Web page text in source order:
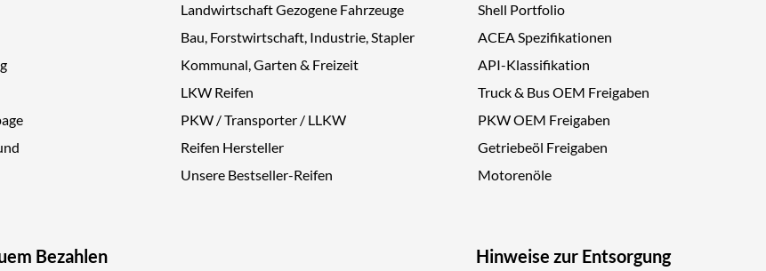
Landwirtschaft Gezogene Fahrzeuge
Bau, Forstwirtschaft, Industrie, Stapler
Kommunal, Garten & Freizeit
LKW Reifen
PKW / Transporter / LLKW
Reifen Hersteller
Unsere Bestseller-Reifen
Shell Portfolio
ACEA Spezifikationen
API-Klassifikation
Truck & Bus OEM Freigaben
PKW OEM Freigaben
Getriebeöl Freigaben
Motorenöle
Bezahlen Hinweise zur Entsorgung